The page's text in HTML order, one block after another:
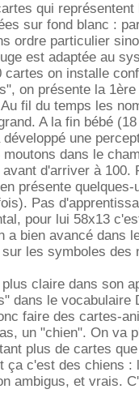
qui
sur fond blanc :
ordre particulier
est adaptée au
on installe
on présente la
fil du temps les
A la fin bébé
une
dans le
d'arriver à 100.
présente
Pas
pour lui 58x13
bien avancé dans
les symboles des
claire dans son
dans le vocabulaire
faire des cartes-
un "chien". On va
plus de cartes
ça c'est des chiens :
ambigus, et vrais.